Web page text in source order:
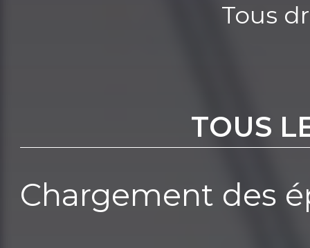
Tous
TOUS
Chargement des